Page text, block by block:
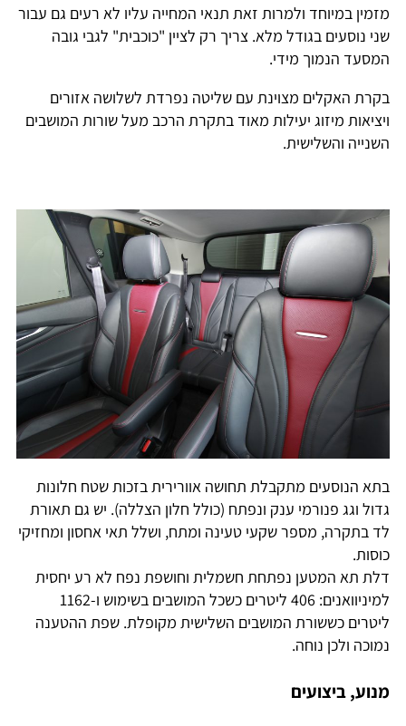
מזמין במיוחד ולמרות זאת תנאי המחייה עליו לא רעים גם עבור
שני נוסעים בגודל מלא. צריך רק לציין "כוכבית" לגבי גובה
המסעד הנמוך מידי.
בקרת האקלים מצוינת עם שליטה נפרדת לשלושה אזורים
ויציאות מיזוג יעילות מאוד בתקרת הרכב מעל שורות המושבים
השנייה והשלישית.
בתא הנוסעים מתקבלת תחושה אוורירית בזכות שטח חלונות
גדול וגג פנורמי ענק ונפתח (כולל חלון הצללה). יש גם תאורת
לד בתקרה, מספר שקעי טעינה ומתח, ושלל תאי אחסון ומחזיקי
כוסות.
דלת תא המטען נפתחת חשמלית וחושפת נפח לא רע יחסית
למיניוואנים: 406 ליטרים כשכל המושבים בשימוש ו-1162
ליטרים כששורת המושבים השלישית מקופלת. שפת ההטענה
נמוכה ולכן נוחה.
מנוע, ביצועים